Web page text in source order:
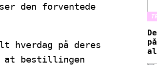
den forventede
hverdag på deres
at bestillingen